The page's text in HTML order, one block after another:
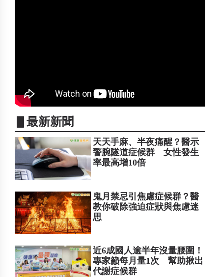
▋最新新聞
天天手麻、半夜痛醒？醫示
警腕隧道症候群 女性發生
率最高增10倍
鬼月禁忌引焦慮症候群？醫
教你破除強迫症狀與焦慮迷
思
近6成國人逾半年沒量腰圍！
專家籲每月量1次 幫助揪出
代謝症候群